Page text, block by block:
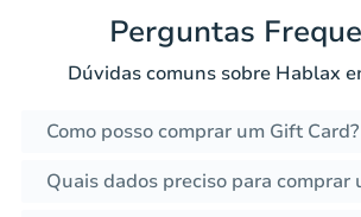
Perguntas
Dúvidas comuns sobre Hablax
Como posso comprar um Gift Card?
Quais dados preciso para comprar